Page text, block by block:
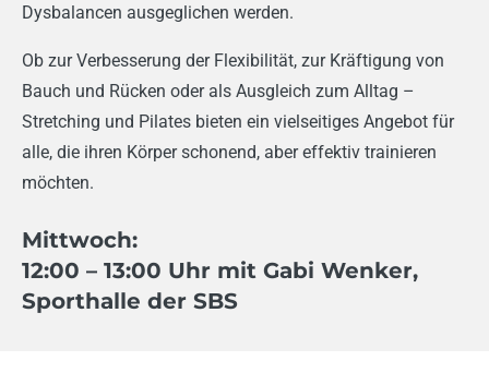
Dysbalancen ausgeglichen werden.
Ob zur Verbesserung der Flexibilität, zur Kräftigung von
Bauch und Rücken oder als Ausgleich zum Alltag –
Stretching und Pilates bieten ein vielseitiges Angebot für
alle, die ihren Körper schonend, aber effektiv trainieren
möchten.
Mittwoch:
12:00 – 13:00 Uhr mit Gabi Wenker,
Sporthalle der SBS